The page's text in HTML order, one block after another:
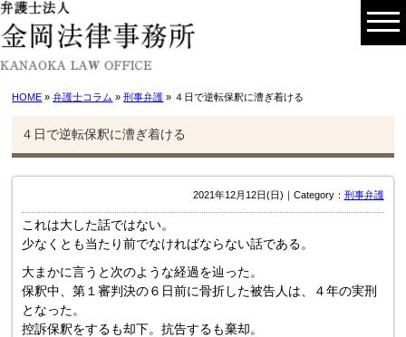
HOME »弁護士コラム »刑事弁護 » ４日で逆転保釈に漕ぎ着ける
４日で逆転保釈に漕ぎ着ける
2021年12月12日(日)｜Category： 刑事弁護
これは大した話ではない。
少なくとも当たり前でなければならない話である。
大まかに言うと次のような経過を辿った。
保釈中、第１審判決の６日前に骨折した被告人は、４年の実刑
となった。
控訴保釈をするも却下。抗告するも棄却。